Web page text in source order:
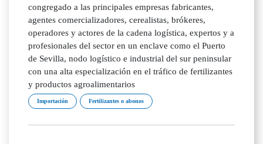
congregado a las principales empresas fabricantes,
agentes comercializadores, cerealistas, brókeres,
operadores y actores de la cadena logística, expertos y a
profesionales del sector en un enclave como el Puerto
de Sevilla, nodo logístico e industrial del sur peninsular
con una alta especialización en el tráfico de fertilizantes
y productos agroalimentarios
Importación Fertilizantes o abonos